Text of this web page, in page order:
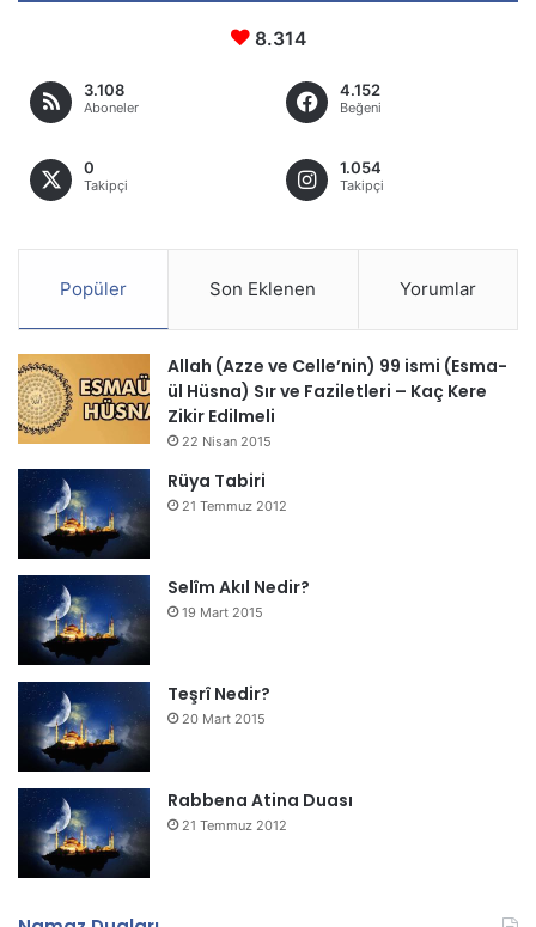
8.314
3.108
Aboneler
4.152
Beğeni
0
Takipçi
1.054
Takipçi
Popüler Son Eklenen Yorumlar
Allah (Azze ve Celle’nin) 99 ismi (Esma-
ül Hüsna) Sır ve Faziletleri – Kaç Kere
Zikir Edilmeli
22 Nisan 2015
Rüya Tabiri
21 Temmuz 2012
Selîm Akıl Nedir?
19 Mart 2015
Teşrî Nedir?
20 Mart 2015
Rabbena Atina Duası
21 Temmuz 2012